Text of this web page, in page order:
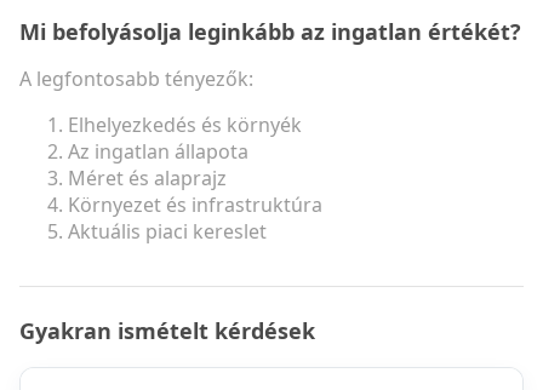
Mi befolyásolja leginkább az ingatlan értékét?
A legfontosabb tényezők:
Elhelyezkedés és környék
Az ingatlan állapota
Méret és alaprajz
Környezet és infrastruktúra
Aktuális piaci kereslet
Gyakran ismételt kérdések